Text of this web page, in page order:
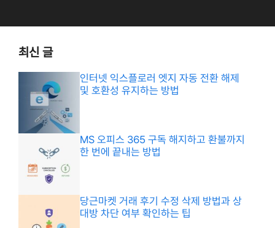
최신 글
인터넷 익스플로러 엣지 자동 전환 해제
및 호환성 유지하는 방법
MS 오피스 365 구독 해지하고 환불까지
한 번에 끝내는 방법
당근마켓 거래 후기 수정 삭제 방법과 상
대방 차단 여부 확인하는 팁